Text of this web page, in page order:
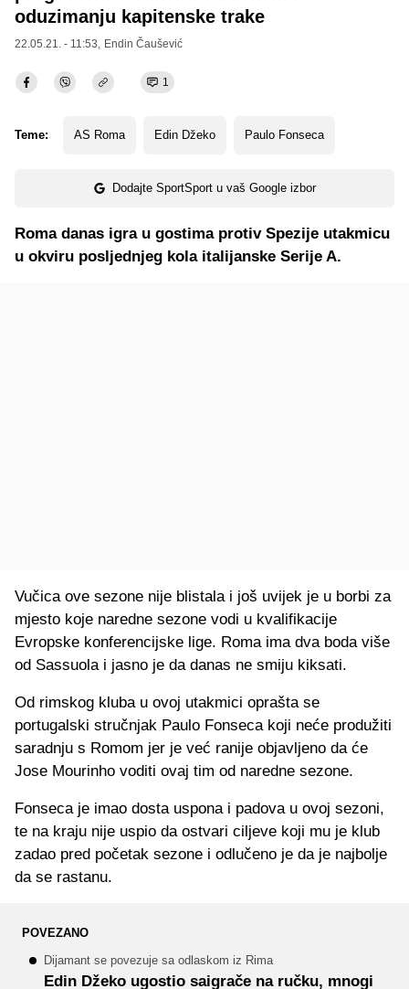
oduzimanju kapitenske trake
22.05.21. - 11:53, Endin Čaušević
1
Teme: AS Roma Edin Džeko Paulo Fonseca
Dodajte SportSport u vaš Google izbor
Roma danas igra u gostima protiv Spezije utakmicu
u okviru posljednjeg kola italijanske Serije A.
Vučica ove sezone nije blistala i još uvijek je u borbi za
mjesto koje naredne sezone vodi u kvalifikacije
Evropske konferencijske lige. Roma ima dva boda više
od Sassuola i jasno je da danas ne smiju kiksati.
Od rimskog kluba u ovoj utakmici oprašta se
portugalski stručnjak Paulo Fonseca koji neće produžiti
saradnju s Romom jer je već ranije objavljeno da će
Jose Mourinho voditi ovaj tim od naredne sezone.
Fonseca je imao dosta uspona i padova u ovoj sezoni,
te na kraju nije uspio da ostvari ciljeve koji mu je klub
zadao pred početak sezone i odlučeno je da je najbolje
da se rastanu.
POVEZANO
Dijamant se povezuje sa odlaskom iz Rima
Edin Džeko ugostio saigrače na ručku, mnogi